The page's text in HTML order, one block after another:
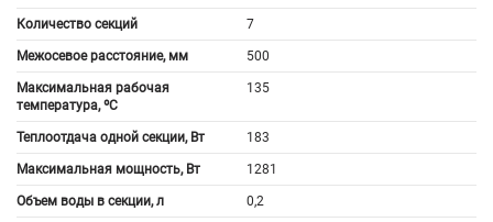
Количество секций 7
Межосевое расстояние, мм 500
Максимальная рабочая
температура, ºС
135
Теплоотдача одной секции, Вт 183
Максимальная мощность, Вт 1281
Объем воды в секции, л 0,2